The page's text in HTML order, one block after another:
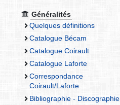
Généralités
Quelques définitions
Catalogue Bécam
Catalogue Coirault
Catalogue Laforte
Correspondance
Coirault/Laforte
Bibliographie - Discographie